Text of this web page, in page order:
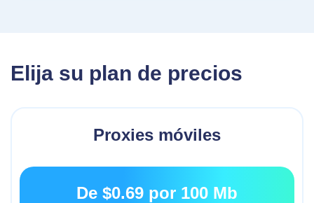
Elija su plan de precios
Proxies móviles
De $0.69 por 100 Mb